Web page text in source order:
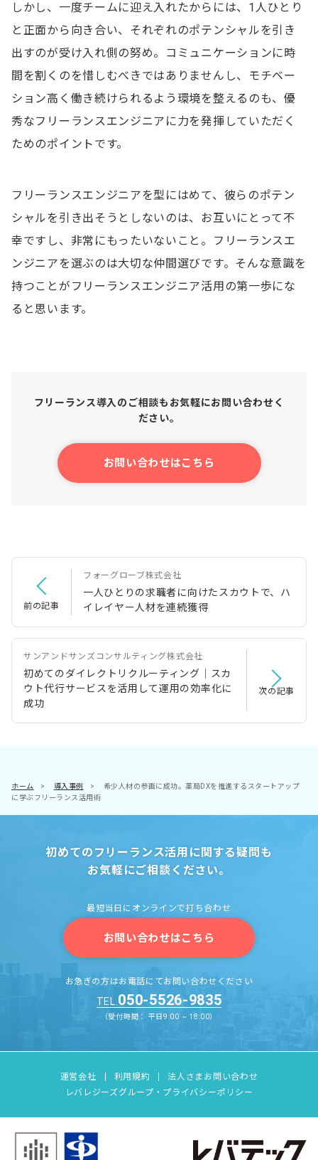
しかし、一度チームに迎え入れたからには、1人ひとり
と正面から向き合い、それぞれのポテンシャルを引き
出すのが受け入れ側の努め。コミュニケーションに時
間を割くのを惜しむべきではありませんし、モチベー
ション高く働き続けられるよう環境を整えるのも、優
秀なフリーランスエンジニアに力を発揮していただく
ためのポイントです。
フリーランスエンジニアを型にはめて、彼らのポテン
シャルを引き出そうとしないのは、お互いにとって不
幸ですし、非常にもったいないこと。フリーランスエ
ンジニアを選ぶのは大切な仲間選びです。そんな意識を
持つことがフリーランスエンジニア活用の第一歩にな
ると思います。
フリーランス導入のご相談もお気軽にお問い合わせく
ださい。
お問い合わせはこちら
前の記事
フォーグローブ株式会社
一人ひとりの求職者に向けたスカウトで、ハ
イレイヤー人材を連続獲得
サンアンドサンズコンサルティング株式会社
初めてのダイレクトリクルーティング│スカ
ウト代行サービスを活用して運用の効率化に
成功
次の記事
ホーム > 導入事例 >
希少人材の参画に成功。薬局DXを推進するスタートアップ
に学ぶフリーランス活用術
初めてのフリーランス活用に関する疑問も
お気軽にご相談ください。
最短当日にオンラインで打ち合わせ
お問い合わせはこちら
お急ぎの方はお電話にてお問い合わせください
TEL. 050-5526-9835
（受付時間： 平日9:00 ~ 18:00）
運営会社 利用規約
法人さまお問い合わせ
レバレジーズグループ・プライバシーポリシー